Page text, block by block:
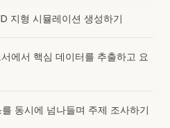
지형 시뮬레이션 생성하기
에서 핵심 데이터를 추출하고 요
동시에 넘나들며 주제 조사하기